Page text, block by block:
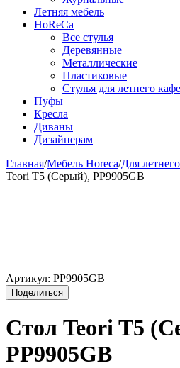
Летняя мебель
HoReCa
Все стулья
Деревянные
Металлические
Пластиковые
Стулья для летнего кафе
Пуфы
Кресла
Диваны
Дизайнерам
Главная/Мебель Horeca/Для
Teori T5 (Серый), PP9905GB
Артикул: PP9905GB
Поделиться
Стол Teori T5
PP9905GB